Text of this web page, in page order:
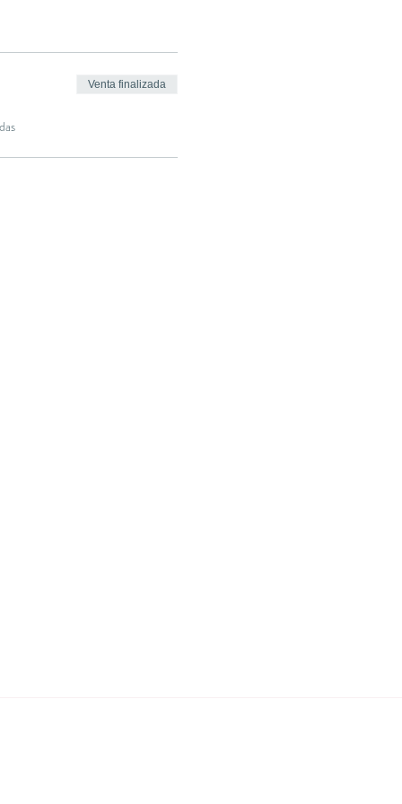
Venta finalizada